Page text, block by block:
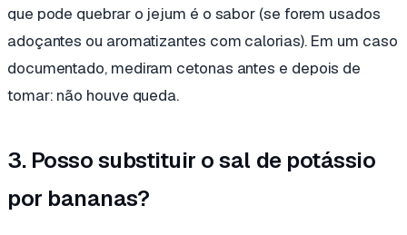
que pode quebrar o jejum é o sabor (se forem usados
adoçantes ou aromatizantes com calorias). Em um caso
documentado, mediram cetonas antes e depois de
tomar: não houve queda.
3. Posso substituir o sal de potássio
por bananas?